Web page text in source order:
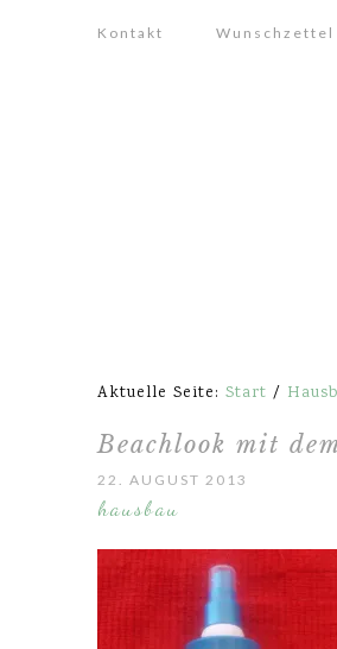
Kontakt Wunschzettel
Aktuelle Seite: Start /
Beachlook mit
22. AUGUST 2013
hausbau